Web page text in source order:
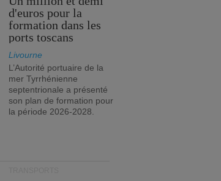
d'euros pour la
formation dans les
ports toscans
Livourne
L’Autorité portuaire de la
mer Tyrrhénienne
septentrionale a présenté
son plan de formation pour
la période 2026-2028.